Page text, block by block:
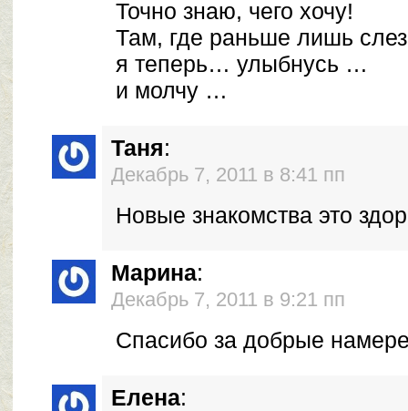
Точно знаю, чего хочу!
Там, где раньше лишь
я теперь… улыбнусь …
и молчу …
Таня:
Декабрь 7, 2011 в 8:41 пп
Новые знакомства это
Марина:
Декабрь 7, 2011 в 9:21 пп
Спасибо за добрые
Елена: